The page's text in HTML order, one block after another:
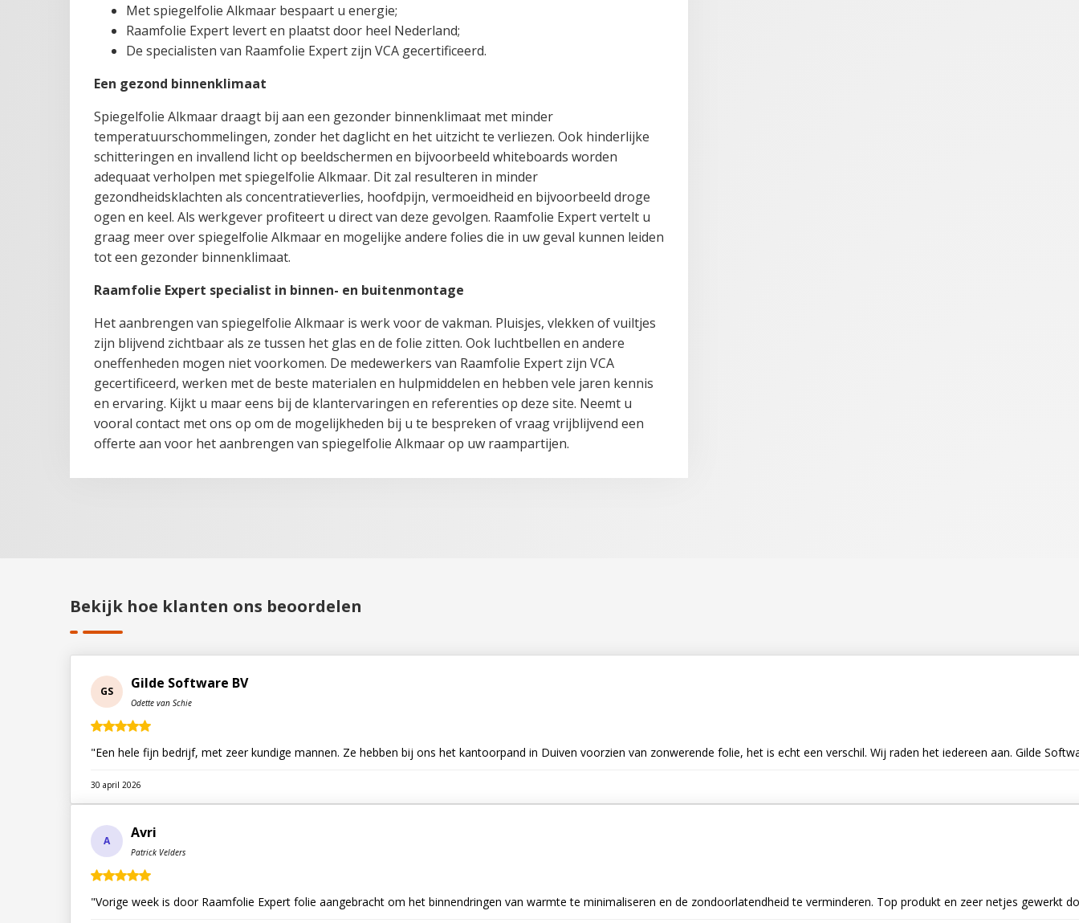
Met spiegelfolie Alkmaar bespaart u energie;
Raamfolie Expert levert en plaatst door heel Nederland;
De specialisten van Raamfolie Expert zijn VCA gecertificeerd.
Een gezond binnenklimaat
Spiegelfolie Alkmaar draagt bij aan een gezonder binnenklimaat met minder
temperatuurschommelingen, zonder het daglicht en het uitzicht te verliezen. Ook hinderlijke
schitteringen en invallend licht op beeldschermen en bijvoorbeeld whiteboards worden
adequaat verholpen met spiegelfolie Alkmaar. Dit zal resulteren in minder
gezondheidsklachten als concentratieverlies, hoofdpijn, vermoeidheid en bijvoorbeeld droge
ogen en keel. Als werkgever profiteert u direct van deze gevolgen. Raamfolie Expert vertelt u
graag meer over spiegelfolie Alkmaar en mogelijke andere folies die in uw geval kunnen leiden
tot een gezonder binnenklimaat.
Raamfolie Expert specialist in binnen- en buitenmontage
Het aanbrengen van spiegelfolie Alkmaar is werk voor de vakman. Pluisjes, vlekken of vuiltjes
zijn blijvend zichtbaar als ze tussen het glas en de folie zitten. Ook luchtbellen en andere
oneffenheden mogen niet voorkomen. De medewerkers van Raamfolie Expert zijn VCA
gecertificeerd, werken met de beste materialen en hulpmiddelen en hebben vele jaren kennis
en ervaring. Kijkt u maar eens bij de klantervaringen en referenties op deze site. Neemt u
vooral contact met ons op om de mogelijkheden bij u te bespreken of vraag vrijblijvend een
offerte aan voor het aanbrengen van spiegelfolie Alkmaar op uw raampartijen.
Bekijk hoe klanten ons beoordelen
GS Gilde Software BV
Odette van Schie
"Een hele fijn bedrijf, met zeer kundige mannen. Ze hebben bij ons het kantoorpand in Duiven voorzien van zonwerende folie, het is echt een verschil. Wij raden het iedereen aan. Gilde
30 april 2026
A Avri
Patrick Velders
"Vorige week is door Raamfolie Expert folie aangebracht om het binnendringen van warmte te minimaliseren en de zondoorlatendheid te verminderen. Top produkt en zeer netjes gewerkt